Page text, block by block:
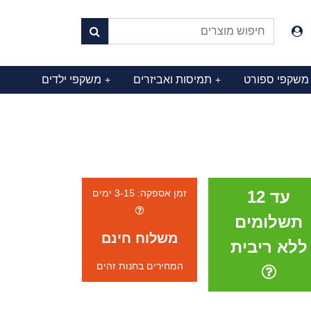
משקפי ספורט תמיסות ואביזרים + משקפי ילדים +
עד 12
תשלומים
ללא ריבית
זמן אספקה: 3-15 ימים
משלוח חינם
המחירים בחנות זהים